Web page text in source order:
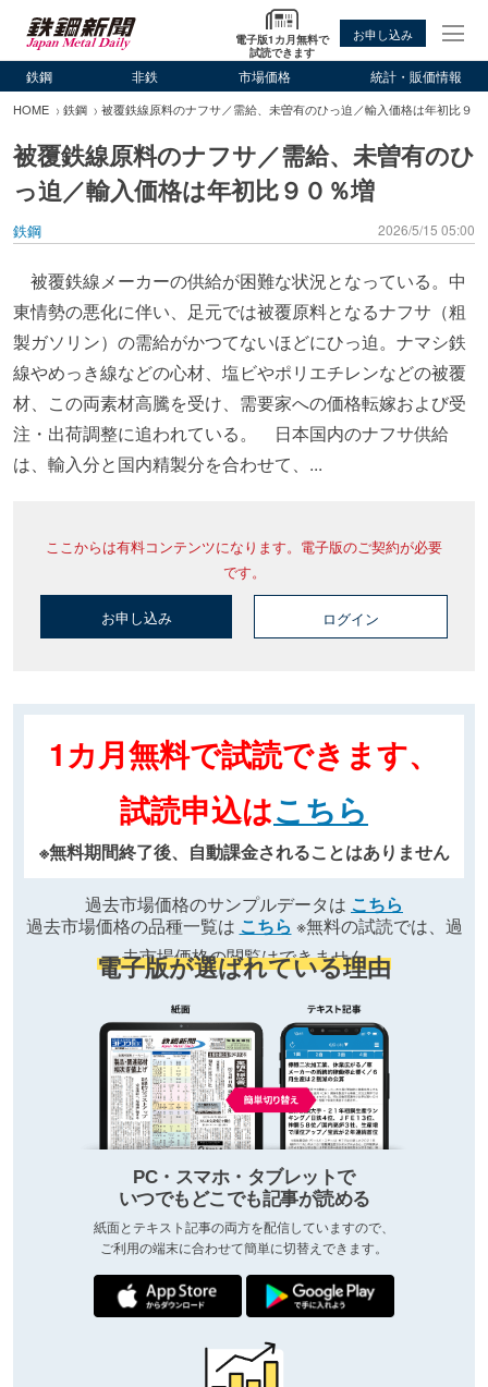
電子版1カ月無料で
試読できます
お申し込み
鉄鋼 非鉄 市場価格 統計・販価情報
HOME 鉄鋼 被覆鉄線原料のナフサ／需給、未曽有のひっ迫／輸入価格は年初比９０
被覆鉄線原料のナフサ／需給、未曽有のひ
っ迫／輸入価格は年初比９０％増
鉄鋼 2026/5/15 05:00
被覆鉄線メーカーの供給が困難な状況となっている。中
東情勢の悪化に伴い、足元では被覆原料となるナフサ（粗
製ガソリン）の需給がかつてないほどにひっ迫。ナマシ鉄
線やめっき線などの心材、塩ビやポリエチレンなどの被覆
材、この両素材高騰を受け、需要家への価格転嫁および受
注・出荷調整に追われている。 日本国内のナフサ供給
は、輸入分と国内精製分を合わせて、...
ここからは有料コンテンツになります。電子版のご契約が必要
です。
お申し込み ログイン
1カ月無料で試読できます、
試読申込はこちら
※無料期間終了後、自動課金されることはありません
過去市場価格のサンプルデータは こちら
過去市場価格の品種一覧は こちら ※無料の試読では、過
去市場価格の閲覧はできません
電子版が選ばれている理由
PC・スマホ・タブレットで
いつでもどこでも記事が読める
紙面とテキスト記事の両方を配信していますので、
ご利用の端末に合わせて簡単に切替えできます。